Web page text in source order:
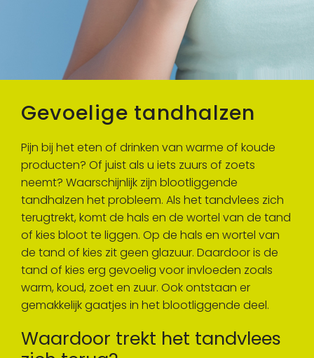
Gevoelige tandhalzen
Pijn bij het eten of drinken van warme of koude
producten? Of juist als u iets zuurs of zoets
neemt? Waarschijnlijk zijn blootliggende
tandhalzen het probleem. Als het tandvlees zich
terugtrekt, komt de hals en de wortel van de tand
of kies bloot te liggen. Op de hals en wortel van
de tand of kies zit geen glazuur. Daardoor is de
tand of kies erg gevoelig voor invloeden zoals
warm, koud, zoet en zuur. Ook ontstaan er
gemakkelijk gaatjes in het blootliggende deel.
Waardoor trekt het tandvlees